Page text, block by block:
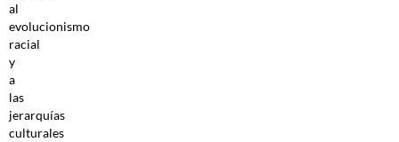
al
evolucionismo
racial
y
a
las
jerarquías
culturales